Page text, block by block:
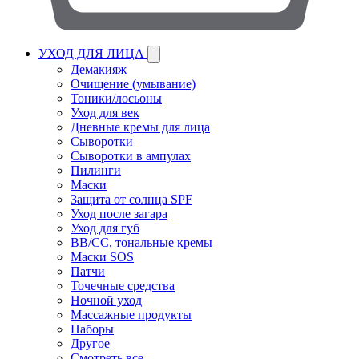
УХОД ДЛЯ ЛИЦА
Демакияж
Очищение (умывание)
Тоники/лосьоны
Уход для век
Дневные кремы для лица
Сыворотки
Сыворотки в ампулах
Пилинги
Маски
Защита от солнца SPF
Уход после загара
Уход для губ
BB/CC, тональные кремы
Маски SOS
Патчи
Точечные средства
Ночной уход
Массажные продукты
Наборы
Другое